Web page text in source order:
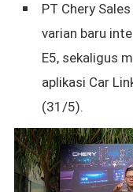
PT Chery
varian baru
E5, sekaligus
aplikasi Car
(31/5).